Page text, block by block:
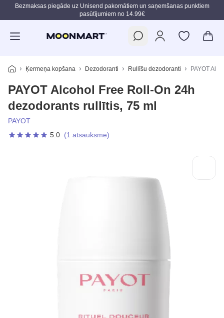
Pāriet uz galveno saturu
Bezmaksas piegāde uz Unisend pakomātiem un saņemšanas punktiem
pasūtījumiem no 14.99€
Ķermeņa kopšana Dezodoranti Rullīšu dezodoranti PAYOT
PAYOT Alcohol Free Roll-On 24h
dezodorants rullītis, 75 ml
PAYOT
5.0 (1 atsauksme)